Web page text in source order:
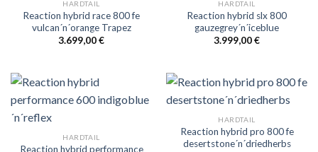
HARDTAIL
Reaction hybrid race 800 fe
vulcan´n´orange Trapez
3.699,00€
HARDTAIL
Reaction hybrid slx 800
gauzegrey´n´iceblue
3.999,00€
HARDTAIL
Reaction hybrid performance
HARDTAIL
Reaction hybrid pro 800 fe
desertstone´n´driedherbs